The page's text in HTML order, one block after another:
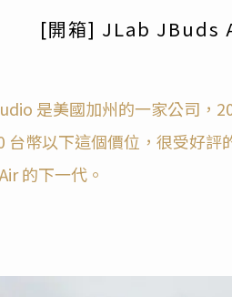
[開箱] JLab JBuds
是美國加州的一家公司，
台幣以下這個價位，很受好
的下一代。